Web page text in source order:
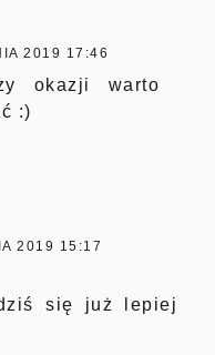
2019 17:46
okazji warto
:)
2019 15:17
się już lepiej